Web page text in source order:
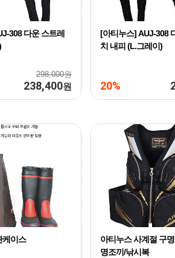
308 다운 스트레
298,000원
238,400원
[아티누스] AUJ-308
치 내피 (L.그레이)
20%
케이스
아티누스 사계절 구
명조끼/낚시복